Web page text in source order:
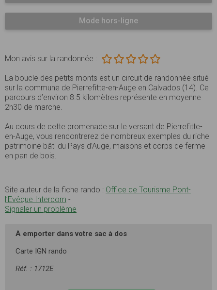
Mode hors-ligne
Mon avis sur la randonnée :
La boucle des petits monts est un circuit de randonnée situé
sur la commune de Pierrefitte-en-Auge en Calvados (14). Ce
parcours d’environ 8.5 kilomètres représente en moyenne
2h30 de marche.
Au cours de cette promenade sur le versant de Pierrefitte-
en-Auge, vous rencontrerez de nombreux exemples du riche
patrimoine bâti du Pays d’Auge, maisons et corps de ferme
en pan de bois.
Site auteur de la fiche rando : Office de Tourisme Pont-
l’Evêque Intercom -
Signaler un problème
À emporter dans votre sac à dos
Carte IGN rando
Réf. : 1712E